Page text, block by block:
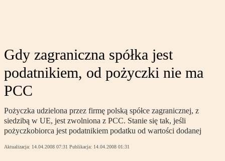
Gdy zagraniczna spółka jest
podatnikiem, od pożyczki nie ma
PCC
Pożyczka udzielona przez firmę polską spółce zagranicznej, z
siedzibą w UE, jest zwolniona z PCC. Stanie się tak, jeśli
pożyczkobiorca jest podatnikiem podatku od wartości dodanej
Aktualizacja: 14.04.2008 07:31 Publikacja: 14.04.2008 01:31